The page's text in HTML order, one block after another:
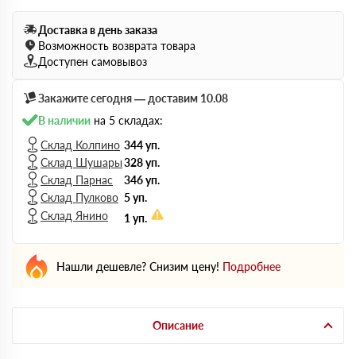
Доставка в день заказа
Возможность возврата товара
Доступен самовывоз
Закажите сегодня — доставим 10.08
В наличии на 5 складах:
Склад Колпино 344 уп.
Склад Шушары328 уп.
Склад Парнас
346 уп.
Склад Пулково 5 уп.
Склад Янино
1 уп.
Нашли дешевле? Снизим цену! Подробнее
Описание